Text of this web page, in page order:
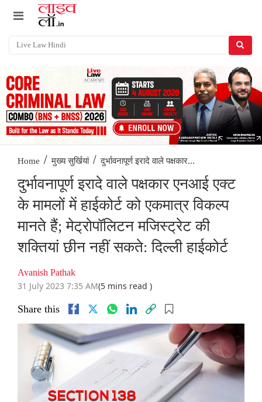
Home / मुख्य सुर्खियां / दुर्भावनापूर्ण इरादे वाले पक्षकार...
दुर्भावनापूर्ण इरादे वाले पक्षकार एनआई एक्ट
के मामलों में हाईकोर्ट को एकमात्र विकल्प
मानते हैं; मेट्रोपॉलिटन मजिस्ट्रेट की
शक्तियां छीन नहीं सकते: दिल्ली हाईकोर्ट
Avanish Pathak
31 July 2023 7:35 AM(5 mins read )
Share this